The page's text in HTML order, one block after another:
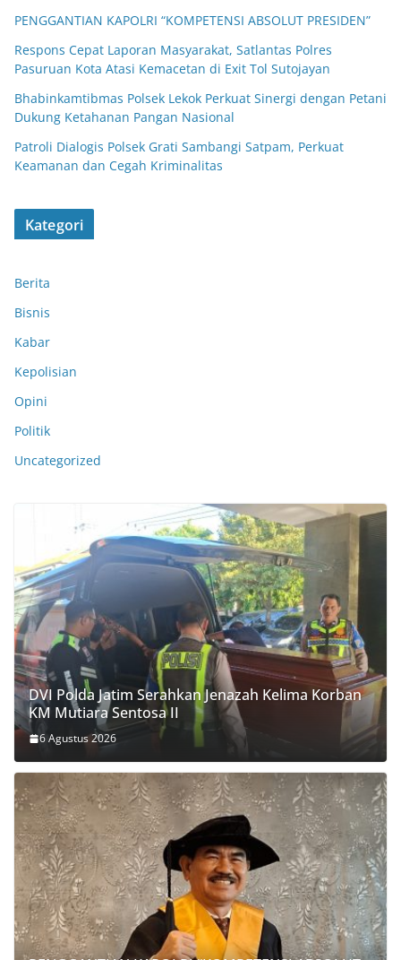
PENGGANTIAN KAPOLRI “KOMPETENSI ABSOLUT PRESIDEN”
Respons Cepat Laporan Masyarakat, Satlantas Polres
Pasuruan Kota Atasi Kemacetan di Exit Tol Sutojayan
Bhabinkamtibmas Polsek Lekok Perkuat Sinergi dengan Petani
Dukung Ketahanan Pangan Nasional
Patroli Dialogis Polsek Grati Sambangi Satpam, Perkuat
Keamanan dan Cegah Kriminalitas
Kategori
Berita
Bisnis
Kabar
Kepolisian
Opini
Politik
Uncategorized
DVI Polda Jatim Serahkan Jenazah Kelima Korban
KM Mutiara Sentosa II
6 Agustus 2026